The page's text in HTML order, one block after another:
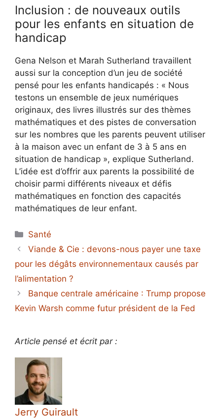
Inclusion : de nouveaux outils
pour les enfants en situation de
handicap
Gena Nelson et Marah Sutherland travaillent
aussi sur la conception d’un jeu de société
pensé pour les enfants handicapés : « Nous
testons un ensemble de jeux numériques
originaux, des livres illustrés sur des thèmes
mathématiques et des pistes de conversation
sur les nombres que les parents peuvent utiliser
à la maison avec un enfant de 3 à 5 ans en
situation de handicap », explique Sutherland.
L’idée est d’offrir aux parents la possibilité de
choisir parmi différents niveaux et défis
mathématiques en fonction des capacités
mathématiques de leur enfant.
Catégories
Santé
Viande & Cie : devons-nous payer une taxe
pour les dégâts environnementaux causés par
l’alimentation ?
Banque centrale américaine : Trump propose
Kevin Warsh comme futur président de la Fed
Article pensé et écrit par :
Jerry Guirault